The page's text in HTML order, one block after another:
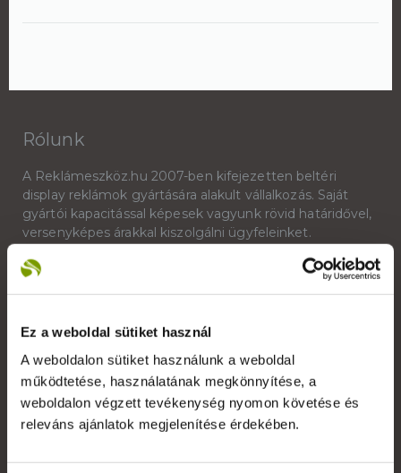
Ez a weboldal sütiket használ
A weboldalon sütiket használunk a weboldal
működtetése, használatának megkönnyítése, a
weboldalon végzett tevékenység nyomon követése és
releváns ajánlatok megjelenítése érdekében.
Rólunk
A Reklámeszköz.hu 2007-ben kifejezetten beltéri
display reklámok gyártására alakult vállalkozás. Saját
gyártói kapacitással képesek vagyunk rövid határidővel,
versenyképes árakkal kiszolgálni ügyfeleinket.
+36 1 783 5355
Saját fiók
Kapcsolat